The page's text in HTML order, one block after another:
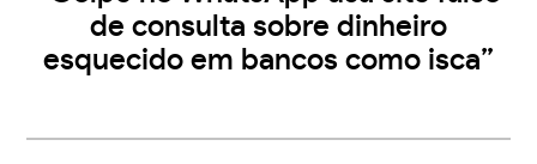
de consulta sobre dinheiro
esquecido em bancos como isca”